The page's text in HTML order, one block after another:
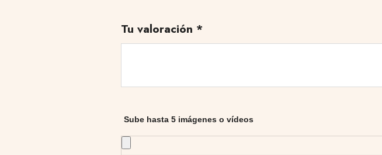
Tu valoración *
Sube hasta 5 imágenes o vídeos